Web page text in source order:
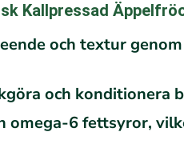
Kallpressad
och textur
och konditionera
omega-6 fettsyror,